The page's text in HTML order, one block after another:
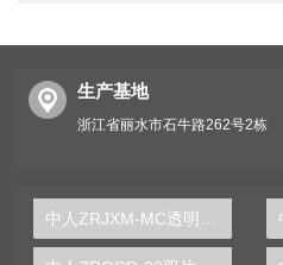
生产基地
浙江省丽水市石牛路262号2栋